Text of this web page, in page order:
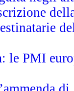
le PMI